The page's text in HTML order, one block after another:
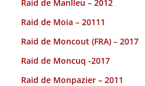
Raid de Manlleu – 2012
Raid de Moia – 20111
Raid de Moncout (FRA) – 2017
Raid de Moncuq -2017
Raid de Monpazier – 2011